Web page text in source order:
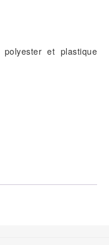
et plastique